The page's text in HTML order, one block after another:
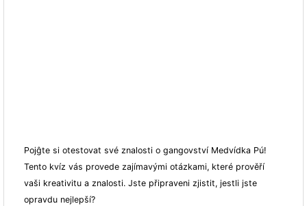
Pojĝte si otestovat své znalosti o gangovství Medvídka Pú!
Tento kvíz vás provede zajímavými otázkami, které prověří
vaši kreativitu a znalosti. Jste připraveni zjistit, jestli jste
opravdu nejlepší?